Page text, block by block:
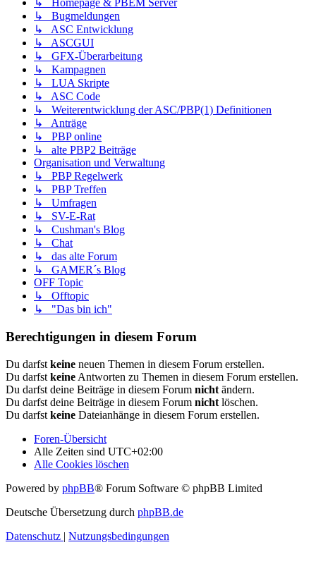
↳ Homepage & PBEM Server
↳ Bugmeldungen
↳ ASC Entwicklung
↳ ASCGUI
↳ GFX-Überarbeitung
↳ Kampagnen
↳ LUA Skripte
↳ ASC Code
↳ Weiterentwicklung der ASC/PBP(1) Definitionen
↳ Anträge
↳ PBP online
↳ alte PBP2 Beiträge
Organisation und Verwaltung
↳ PBP Regelwerk
↳ PBP Treffen
↳ Umfragen
↳ SV-E-Rat
↳ Cushman's Blog
↳ Chat
↳ das alte Forum
↳ GAMER´s Blog
OFF Topic
↳ Offtopic
↳ "Das bin ich"
Berechtigungen in diesem Forum
Du darfst keine neuen Themen in diesem Forum erstellen.
Du darfst keine Antworten zu Themen in diesem Forum erstellen.
Du darfst deine Beiträge in diesem Forum nicht ändern.
Du darfst deine Beiträge in diesem Forum nicht löschen.
Du darfst keine Dateianhänge in diesem Forum erstellen.
Foren-Übersicht
Alle Zeiten sind UTC+02:00
Alle Cookies löschen
Powered by phpBB® Forum Software © phpBB Limited
Deutsche Übersetzung durch phpBB.de
Datenschutz | Nutzungsbedingungen